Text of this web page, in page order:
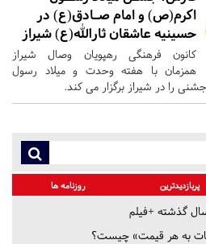
اکرم(ص) و امام صـادق(ع) در
حسینیه عاشقان ثارالله(ع) شیراز
کانون فرهنگی رهپویان وصال شیراز
همزمان با هفته وحدت و میلاد رسول
را در شیراز برگزار می کند.
پربازدیدترین روزنامه ها
به هر قیمت» چیست؟